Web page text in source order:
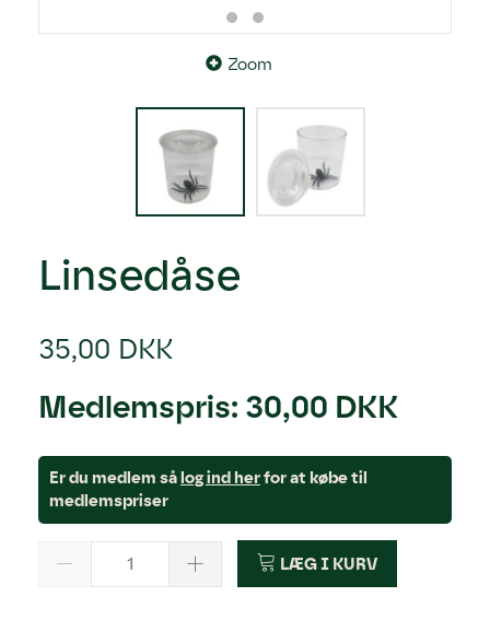
Zoom
Linsedåse
35,00 DKK
Medlemspris: 30,00 DKK
Er du medlem så log ind herfor at købe til
medlemspriser
LÆG I KURV